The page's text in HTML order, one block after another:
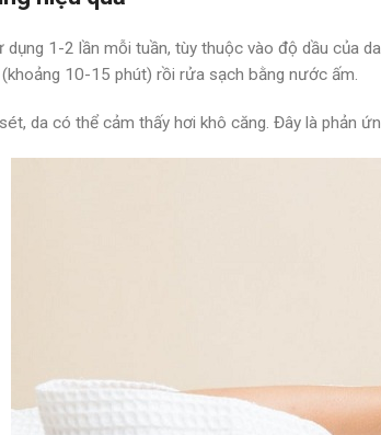
1-2 lần mỗi tuần, tùy thuộc vào độ dầu của
10-15 phút) rồi rửa sạch bằng nước ấm.
da có thể cảm thấy hơi khô căng. Đây là phản